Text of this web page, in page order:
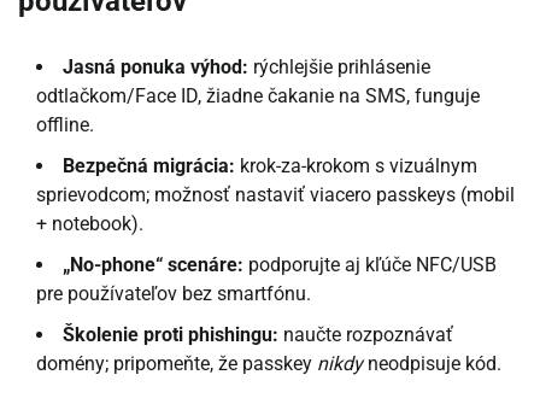
Jasná ponuka výhod: rýchlejšie prihlásenie
odtlačkom/Face ID, žiadne čakanie na SMS, funguje
offline.
Bezpečná migrácia: krok-za-krokom s vizuálnym
sprievodcom; možnosť nastaviť viacero passkeys (mobil
+ notebook).
„No-phone“ scenáre: podporujte aj kľúče NFC/USB
pre používateľov bez smartfónu.
Školenie proti phishingu: naučte rozpoznávať
domény; pripomeňte, že passkey nikdyneodpisuje kód.